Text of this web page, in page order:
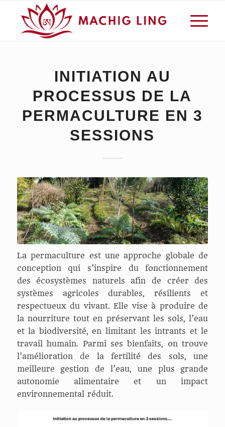
INITIATION AU
PROCESSUS DE LA
PERMACULTURE EN 3
SESSIONS
La permaculture est une approche globale de
conception qui s’inspire du fonctionnement
des écosystèmes naturels afin de créer des
systèmes agricoles durables, résilients et
respectueux du vivant. Elle vise à produire de
la nourriture tout en préservant les sols, l’eau
et la biodiversité, en limitant les intrants et le
travail humain. Parmi ses bienfaits, on trouve
l’amélioration de la fertilité des sols, une
meilleure gestion de l’eau, une plus grande
autonomie alimentaire et un impact
environnemental réduit.